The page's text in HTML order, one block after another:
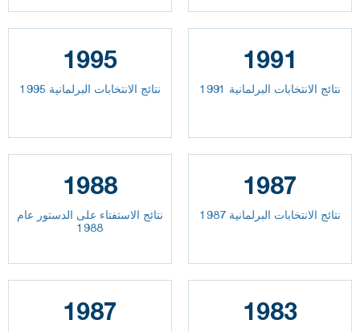
1995
نتائج الانتخابات البرلمانية 1995
1991
نتائج الانتخابات البرلمانية 1991
1988
نتائج الاستفتاء على الدستور عام
1988
1987
نتائج الانتخابات البرلمانية 1987
1987 1983